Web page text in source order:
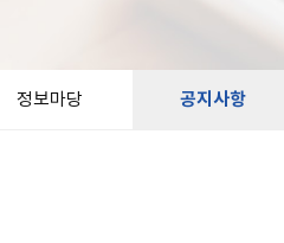
정보마당 공지사항